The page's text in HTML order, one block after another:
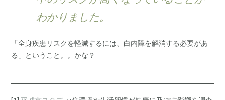
わかりました。
「全身疾患リスクを軽減するには、白内障を解消する必要があ
る」ということ。。かな？